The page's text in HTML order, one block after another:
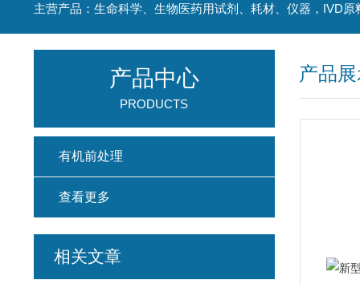
主营产品：生命科学、生物医药用试剂、耗材、仪器，IVD原
产品
产品中心
PRODUCTS
有机前处理
查看更多
相关文章